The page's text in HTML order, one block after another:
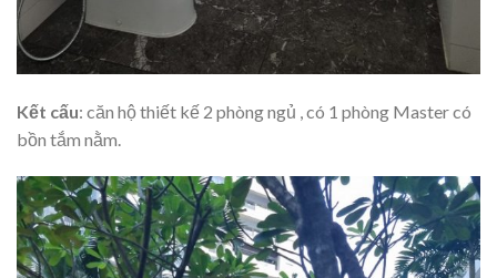
Kết cấu: căn hộ thiết kế 2 phòng ngủ , có 1 phòng Master có
bồn tắm nằm.